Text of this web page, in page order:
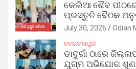
କେଲିଆ ଶୈବ
ପ୍ରସ୍ତୁତି ବୈଠକ
July 30, 2026 Odian
ନବରଙ୍ଗପୁର
ଡାବୁଗାଁ ଠାରେ
ଯୁଗ୍ମ ଅଭିଯୋଗ